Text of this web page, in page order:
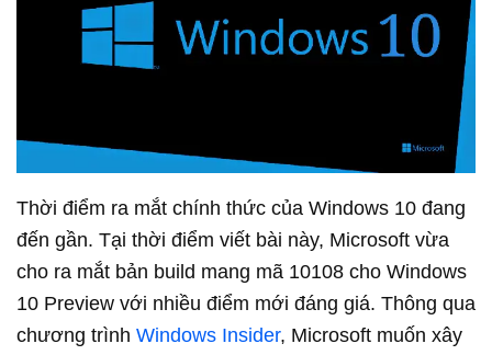
Thời điểm ra mắt chính thức của Windows 10 đang
đến gần. Tại thời điểm viết bài này, Microsoft vừa
cho ra mắt bản build mang mã 10108 cho Windows
10 Preview với nhiều điểm mới đáng giá. Thông qua
chương trình Windows Insider, Microsoft muốn xây